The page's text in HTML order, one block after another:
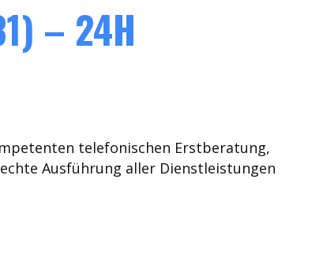
– 24H
telefonischen Erstberatung,
Ausführung aller Dienstleistungen